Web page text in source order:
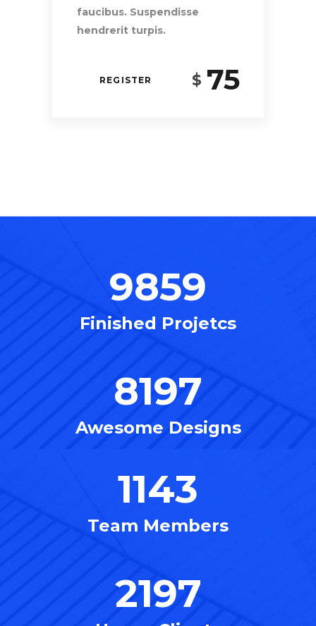
faucibus. Suspendisse
hendrerit turpis.
REGISTER $ 75
9859
Finished Projetcs
8197
Awesome Designs
1143
Team Members
2197